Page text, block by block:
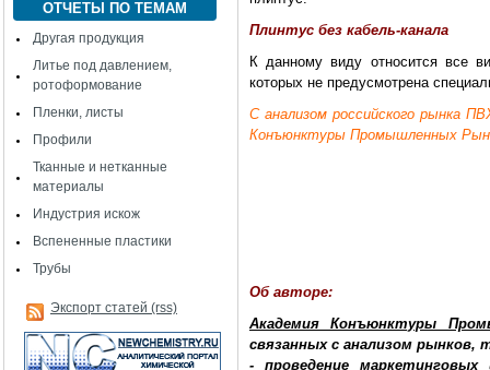
ОТЧЕТЫ ПО ТЕМАМ
Другая продукция
Литье под давлением,
ротоформование
Пленки, листы
Профили
Тканные и нетканные
материалы
Индустрия искож
Вспененные пластики
Трубы
Экспорт статей (rss)
Плинтус без кабель-канала
К данному виду относится все
которых не предусмотрена
C анализом российского рынка
Конъюнктуры Промышленных
Об авторе:
Академия Конъюнктуры
связанных с анализом
- проведение маркетинговых